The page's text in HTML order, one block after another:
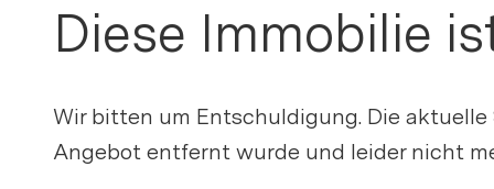
Kaufen und mieten
Erfolgsgeschichten
Bitte
Login
Diese Immobilie
Wir bitten um Entschuldigung. Die
Angebot entfernt wurde und leider nicht